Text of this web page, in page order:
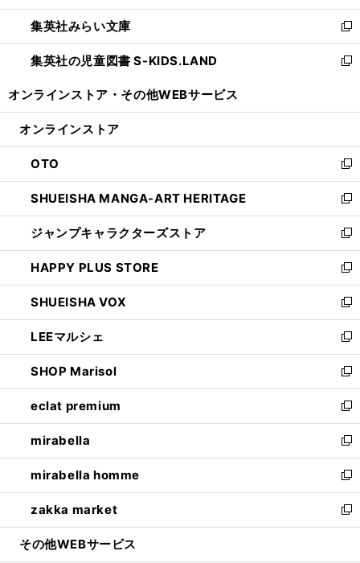
開
く
ウ
で
開
く
ン
ド
ウ
で
ウ
ィ
ン
ド
開
集英社みらい文庫
新
し
い
ン
ウ
で
開
く
集英社の児童図書 S-KIDS.LAND
新
ウ
ン
ド
ウ
で
開
く
オンラインストア・ その他WEBサービス
オンラインストア
OTO
新
し
い
ウ
ィ
ン
ド
ウ
で
開
く
SHUEISHA MANGA-ART HERITAGE
新
し
い
ウ
ィ
ン
ド
ウ
で
開
く
ジャンプキャラクターズストア
新
し
い
ウ
ィ
ン
ド
ウ
で
開
く
HAPPY PLUS STORE
新
し
い
ウ
ィ
ン
ド
ウ
で
開
く
SHUEISHA VOX
新
し
い
ウ
ィ
ン
ド
ウ
で
開
く
LEEマルシェ
新
し
い
ウ
ィ
ン
ド
ウ
で
開
く
SHOP Marisol
新
し
い
ウ
ィ
ン
ド
ウ
で
開
eclat premium
新
し
い
ウ
ィ
ン
ド
ウ
mirabella
新
し
い
ウ
ィ
ン
mirabella homme
新
し
い
ウ
zakka market
新
し
その他WEBサービス